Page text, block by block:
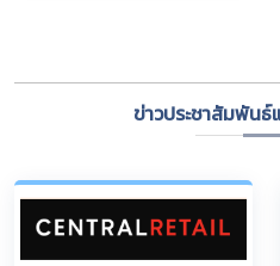
ข่าวประชาสัมพันธ์